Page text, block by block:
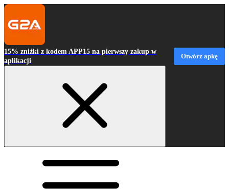
15% zniżki z kodem APP15 na pierwszy zakup w
aplikacji
Otwórz apkę